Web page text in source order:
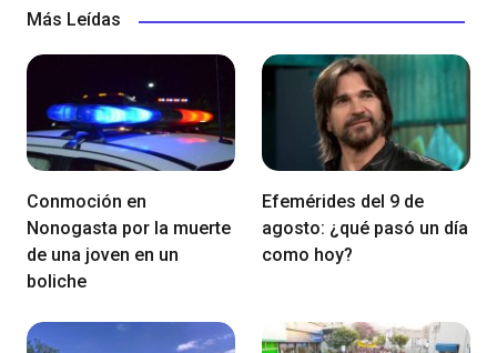
Más Leídas
Conmoción en
Nonogasta por la muerte
de una joven en un
boliche
Efemérides del 9 de
agosto: ¿qué pasó un día
como hoy?